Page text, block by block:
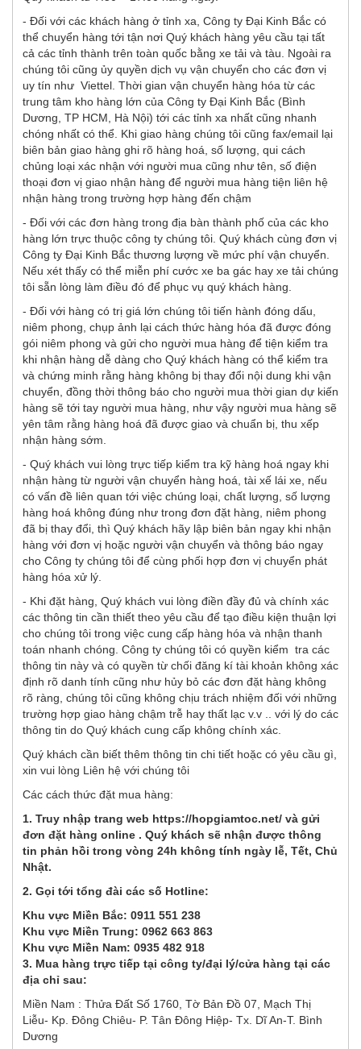
- Đối với các khách hàng ở tỉnh xa, Công ty Đại Kinh Bắc có
thể chuyển hàng tới tận nơi Quý khách hàng yêu cầu tại tất
cả các tỉnh thành trên toàn quốc bằng xe tải và tàu. Ngoài ra
chúng tôi cũng ủy quyền dịch vụ vận chuyển cho các đơn vị
uy tín như Viettel. Thời gian vận chuyển hàng hóa từ các
trung tâm kho hàng lớn của Công ty Đại Kinh Bắc (Bình
Dương, TP HCM, Hà Nội) tới các tỉnh xa nhất cũng nhanh
chóng nhất có thể. Khi giao hàng chúng tôi cũng fax/email lại
biên bản giao hàng ghi rõ hàng hoá, số lượng, qui cách
chủng loại xác nhận với người mua cũng như tên, số điện
thoại đơn vị giao nhận hàng để người mua hàng tiện liên hệ
nhận hàng trong trường hợp hàng đến chậm
- Đối với các đơn hàng trong địa bàn thành phố của các kho
hàng lớn trực thuộc công ty chúng tôi. Quý khách cùng đơn vị
Công ty Đại Kinh Bắc thương lượng về mức phí vận chuyển.
Nếu xét thấy có thể miễn phí cước xe ba gác hay xe tải chúng
tôi sẵn lòng làm điều đó để phục vụ quý khách hàng.
- Đối với hàng có trị giá lớn chúng tôi tiến hành đóng dấu,
niêm phong, chụp ảnh lại cách thức hàng hóa đã được đóng
gói niêm phong và gửi cho người mua hàng để tiện kiểm tra
khi nhận hàng dễ dàng cho Quý khách hàng có thể kiểm tra
và chứng minh rằng hàng không bị thay đổi nội dung khi vận
chuyển, đồng thời thông báo cho người mua thời gian dự kiến
hàng sẽ tới tay người mua hàng, như vậy người mua hàng sẽ
yên tâm rằng hàng hoá đã được giao và chuẩn bị, thu xếp
nhận hàng sớm.
- Quý khách vui lòng trực tiếp kiểm tra kỹ hàng hoá ngay khi
nhận hàng từ người vận chuyển hàng hoá, tài xế lái xe, nếu
có vấn đề liên quan tới việc chúng loại, chất lượng, số lượng
hàng hoá không đúng như trong đơn đặt hàng, niêm phong
đã bị thay đổi, thì Quý khách hãy lập biên bản ngay khi nhận
hàng với đơn vị hoặc người vận chuyển và thông báo ngay
cho Công ty chúng tôi để cùng phối hợp đơn vị chuyển phát
hàng hóa xử lý.
- Khi đặt hàng, Quý khách vui lòng điền đầy đủ và chính xác
các thông tin cần thiết theo yêu cầu để tạo điều kiện thuận lợi
cho chúng tôi trong việc cung cấp hàng hóa và nhận thanh
toán nhanh chóng. Công ty chúng tôi có quyền kiểm tra các
thông tin này và có quyền từ chối đăng kí tài khoản không xác
định rõ danh tính cũng như hủy bỏ các đơn đặt hàng không
rõ ràng, chúng tôi cũng không chịu trách nhiệm đối với những
trường hợp giao hàng chậm trễ hay thất lạc v.v .. với lý do các
thông tin do Quý khách cung cấp không chính xác.
Quý khách cần biết thêm thông tin chi tiết hoặc có yêu cầu gì,
xin vui lòng Liên hệ với chúng tôi
Các cách thức đặt mua hàng:
1. Truy nhập trang web https://hopgiamtoc.net/ và gửi
đơn đặt hàng online . Quý khách sẽ nhận được thông
tin phản hồi trong vòng 24h không tính ngày lễ, Tết, Chủ
Nhật.
2. Gọi tới tổng đài các số Hotline:
Khu vực Miền Bắc: 0911 551 238
Khu vực Miền Trung: 0962 663 863
Khu vực Miền Nam: 0935 482 918
3. Mua hàng trực tiếp tại công ty/đại lý/cửa hàng tại các
địa chỉ sau:
Miền Nam : Thửa Đất Số 1760, Tờ Bản Đồ 07, Mạch Thị
Liễu- Kp. Đông Chiêu- P. Tân Đông Hiệp- Tx. Dĩ An-T. Bình
Dương